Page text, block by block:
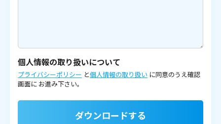
個人情報の取り扱いについて
プライバシーポリシー と個人情報の取り扱い に同意のうえ確認
画面に お進み下さい。
ダウンロードする